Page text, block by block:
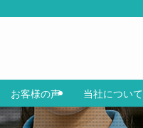
お客様の声 当社について